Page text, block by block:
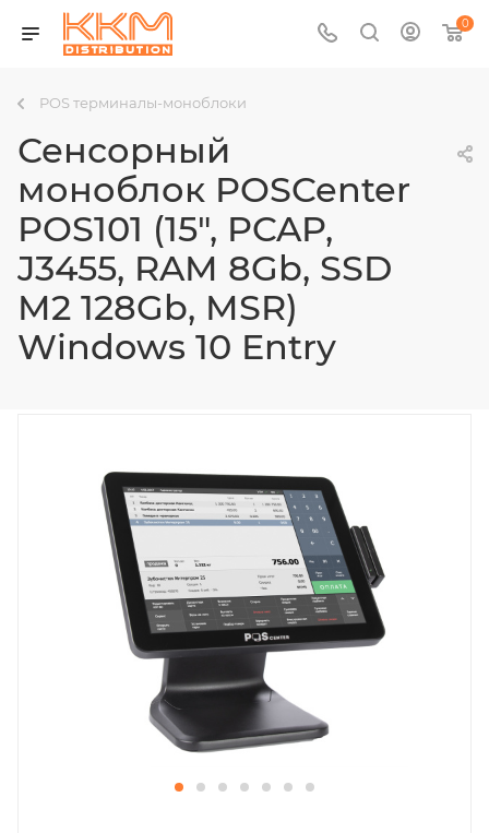
0
POS терминалы-моноблоки
Сенсорный
моноблок POSCenter
POS101 (15", PCAP,
J3455, RAM 8Gb, SSD
M2 128Gb, MSR)
Windows 10 Entry